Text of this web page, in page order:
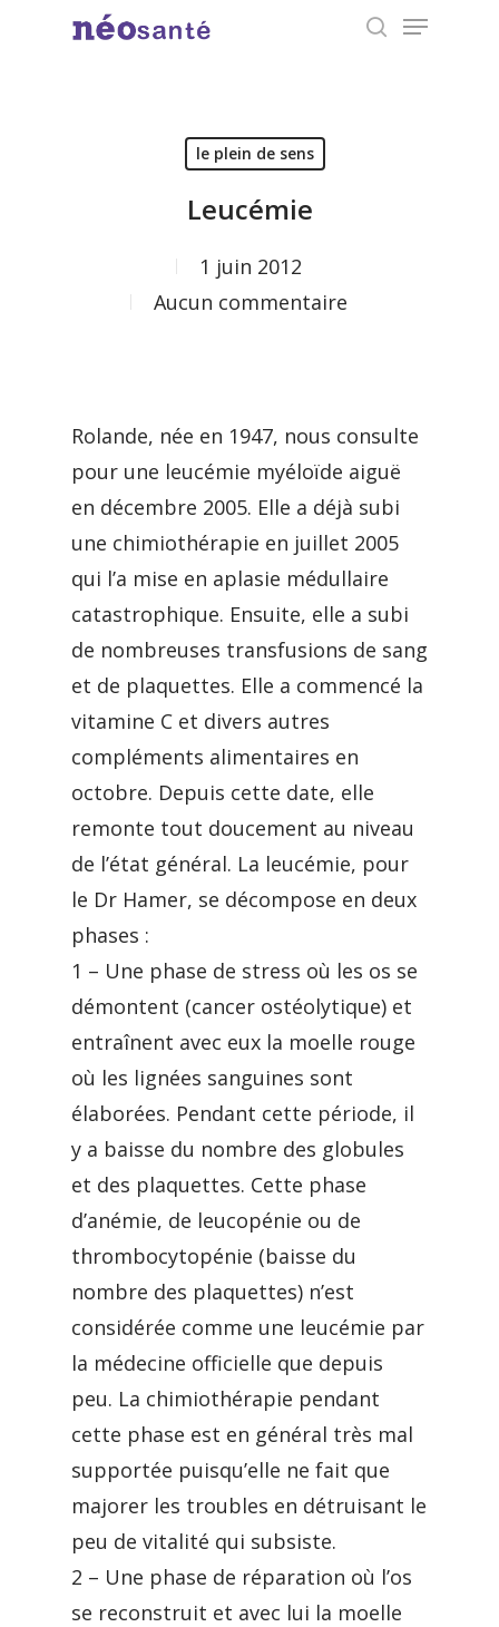
Menu
le plein de sens
Leucémie
1 juin 2012
Aucun commentaire
Rolande, née en 1947, nous consulte
pour une leucémie myéloïde aiguë
en décembre 2005. Elle a déjà subi
une chimiothérapie en juillet 2005
qui l’a mise en aplasie médullaire
catastrophique. Ensuite, elle a subi
de nombreuses transfusions de sang
et de plaquettes. Elle a commencé la
vitamine C et divers autres
compléments alimentaires en
octobre. Depuis cette date, elle
remonte tout doucement au niveau
de l’état général. La leucémie, pour
le Dr Hamer, se décompose en deux
phases :
1 – Une phase de stress où les os se
démontent (cancer ostéolytique) et
entraînent avec eux la moelle rouge
où les lignées sanguines sont
élaborées. Pendant cette période, il
y a baisse du nombre des globules
et des plaquettes. Cette phase
d’anémie, de leucopénie ou de
thrombocytopénie (baisse du
nombre des plaquettes) n’est
considérée comme une leucémie par
la médecine officielle que depuis
peu. La chimiothérapie pendant
cette phase est en général très mal
supportée puisqu’elle ne fait que
majorer les troubles en détruisant le
peu de vitalité qui subsiste.
2 – Une phase de réparation où l’os
se reconstruit et avec lui la moelle